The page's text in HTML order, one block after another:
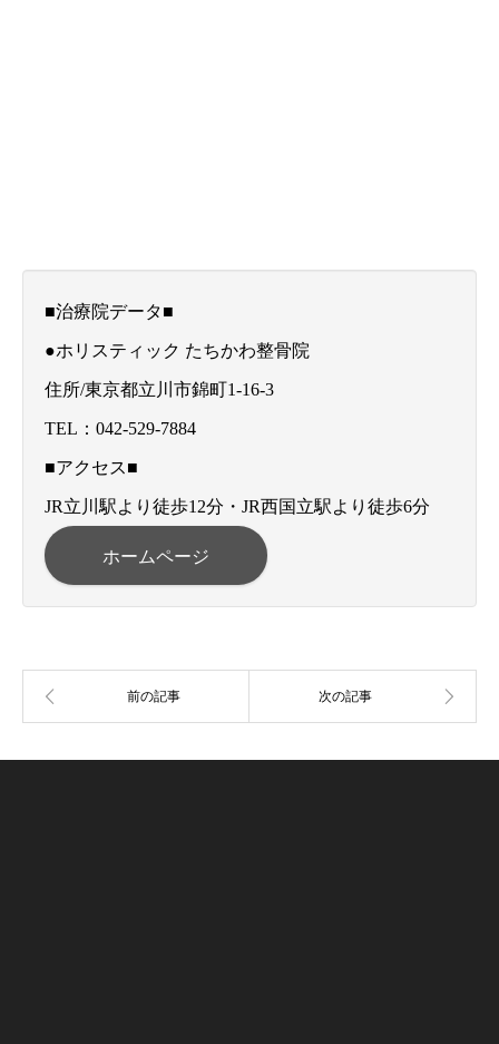
■治療院データ■
●ホリスティック たちかわ整骨院
住所/東京都立川市錦町1-16-3
TEL：042-529-7884
■アクセス■
JR立川駅より徒歩12分・JR西国立駅より徒歩6分
ホームページ